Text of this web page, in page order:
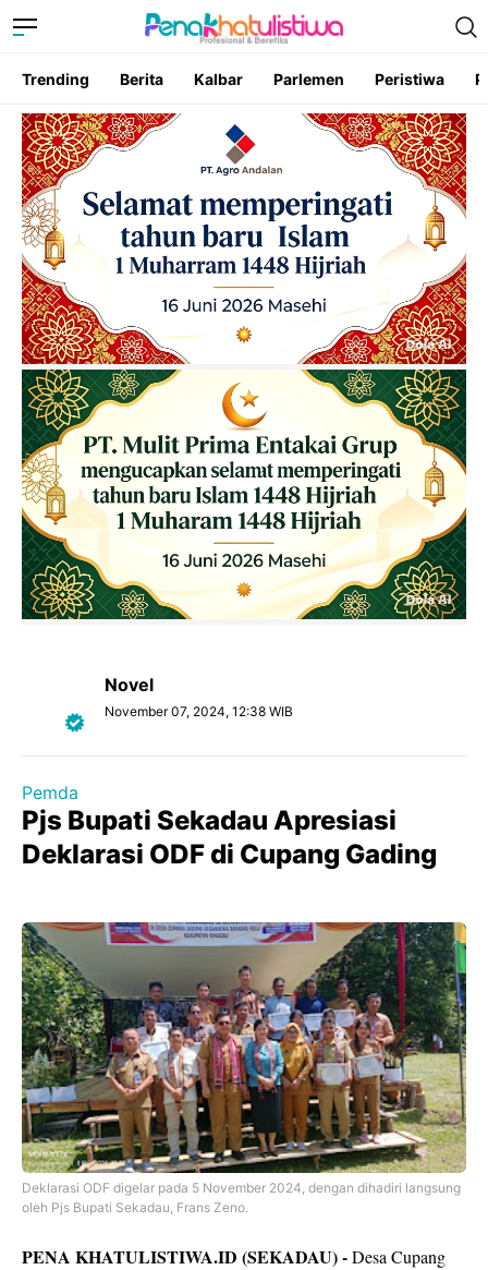
Trending Berita Kalbar Parlemen Peristiwa
Novel
November 07, 2024, 12:38 WIB
Pemda
Pjs Bupati Sekadau Apresiasi
Deklarasi ODF di Cupang Gading
Deklarasi ODF digelar pada 5 November 2024, dengan dihadiri langsung
oleh Pjs Bupati Sekadau, Frans Zeno.
PENA KHATULISTIWA.ID (SEKADAU) -Desa Cupang